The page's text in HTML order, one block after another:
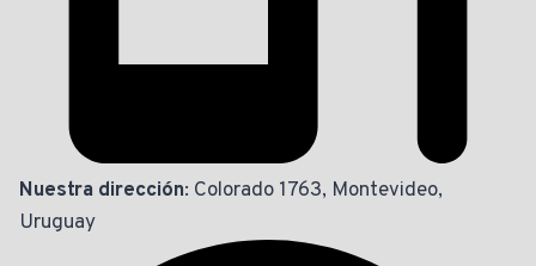
Nuestra dirección: Colorado 1763, Montevideo,
Uruguay